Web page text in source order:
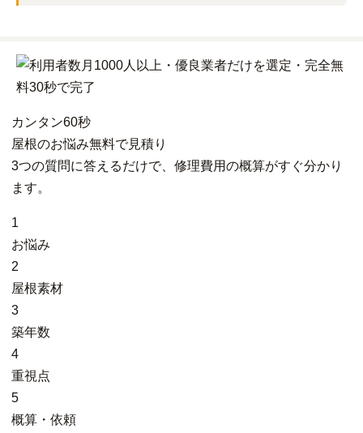
カンタン60秒
屋根のお悩み無料で見積り
3つの質問に答えるだけで、修理費用の概算がすぐ分かり
ます。
1
お悩み
2
屋根素材
3
築年数
4
重視点
5
概算・依頼